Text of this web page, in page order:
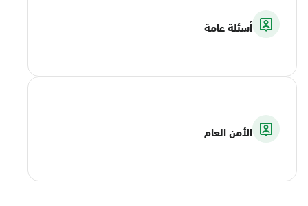
أسئلة عامة
الأمن العام